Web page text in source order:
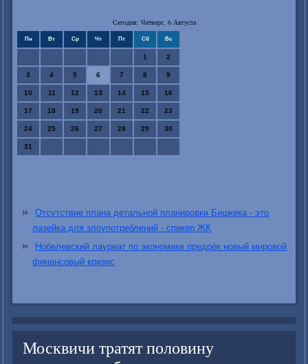
Сегодня: Четверг, 6 Августа
Пн Вт Ср Чт Пт Сб Вс
1 2
3 4 5 6 7 8 9
10 11 12 13 14 15 16
17 18 19 20 21 22 23
24 25 26 27 28 29 30
31
Отсутствие плана детальной планировки Бишкека - это
лазейка для злоупотреблений - спикер ЖК
Нобелевский лауреат по экономике предрёк новый мировой
финансовый кризис
Москвичи тратят половину